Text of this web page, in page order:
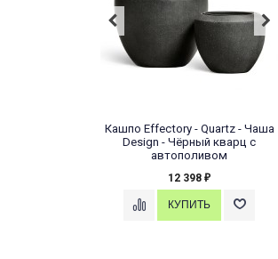
Кашпо Effectory - Quartz - Чаша
Design - Чёрный кварц с
автополивом
12 398 ₽